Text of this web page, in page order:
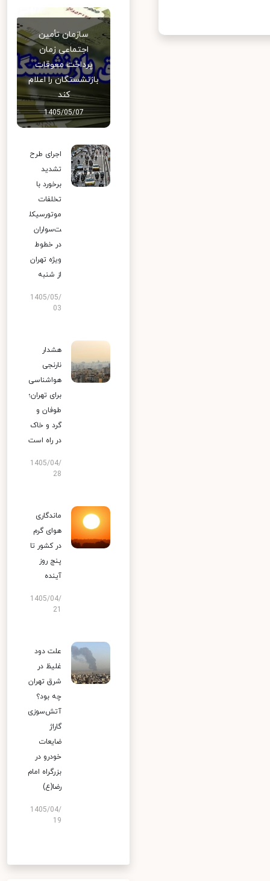
سازمان تأمین
اجتماعی زمان
پرداخت معوقات
بازنشستگان را اعلام
کند
1405/05/07
اجرای طرح
تشدید
برخورد با
تخلفات
موتورسیکل
ت‌سواران
در خطوط
ویژه تهران
از شنبه
1405/05/
03
هشدار
نارنجی
هواشناسی
برای تهران؛
طوفان و
گرد و خاک
در راه است
1405/04/
28
ماندگاری
هوای گرم
در کشور تا
پنج روز
آینده
1405/04/
علت دود
غلیظ در
شرق تهران
چه بود؟
آتش‌سوزی
گاراژ
ضایعات
خودرو در
بزرگراه امام
رضا(ع)
1405/04/
19